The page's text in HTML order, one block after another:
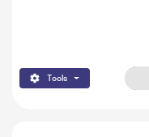
Tools